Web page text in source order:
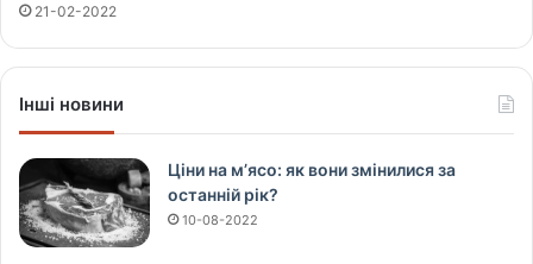
21-02-2022
Інші новини
Ціни на м’ясо: як вони змінилися за
останній рік?
10-08-2022